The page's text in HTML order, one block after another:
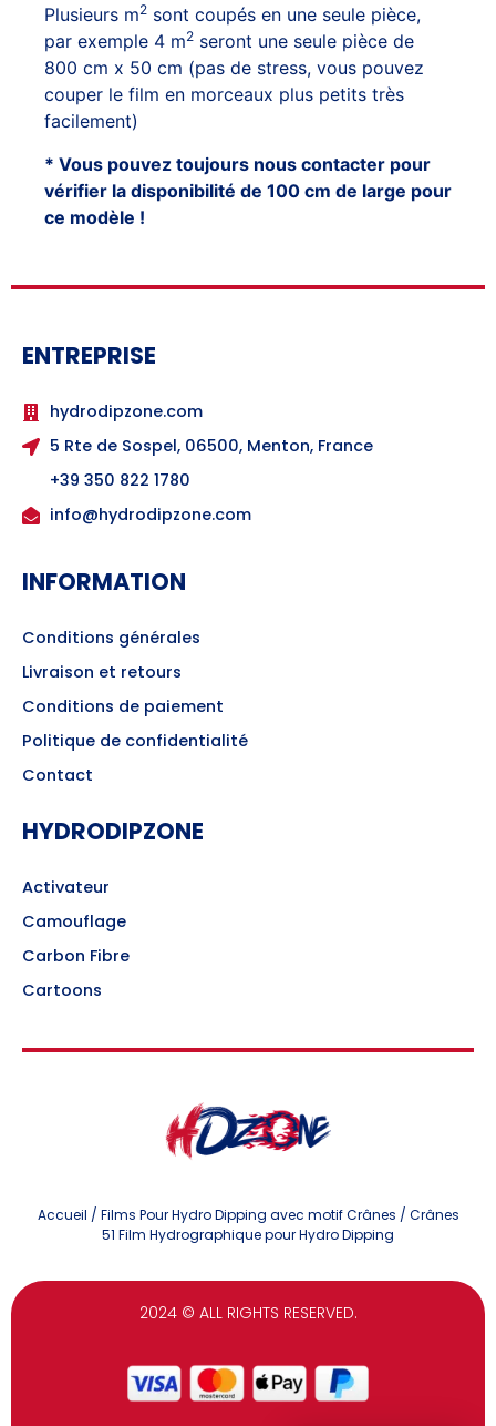
Plusieurs m2 sont coupés en une seule pièce,
par exemple 4 m2 seront une seule pièce de
800 cm x 50 cm (pas de stress, vous pouvez
couper le film en morceaux plus petits très
facilement)
* Vous pouvez toujours nous contacter pour
vérifier la disponibilité de 100 cm de large pour
ce modèle !
ENTREPRISE
hydrodipzone.com
5 Rte de Sospel, 06500, Menton, France
+39 350 822 1780
info@hydrodipzone.com
INFORMATION
Conditions générales
Livraison et retours
Conditions de paiement
Politique de confidentialité
Contact
HYDRODIPZONE
Activateur
Camouflage
Carbon Fibre
Cartoons
Accueil / Films Pour Hydro Dipping avec motif Crânes / Crânes
51 Film Hydrographique pour Hydro Dipping
2024 © ALL RIGHTS RESERVED.